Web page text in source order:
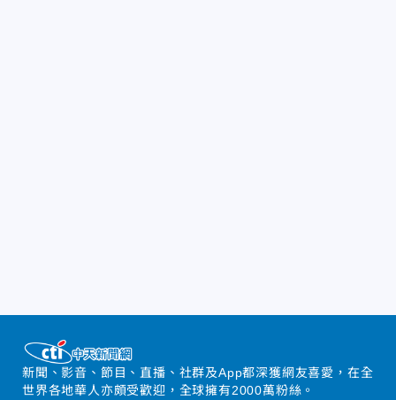
新聞、影音、節目、直播、社群及App都深獲網友喜愛，在全
世界各地華人亦頗受歡迎，全球擁有2000萬粉絲。